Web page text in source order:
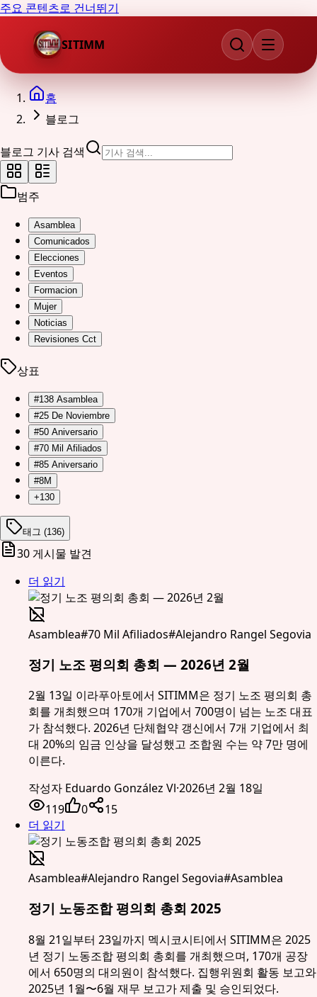
주요 콘텐츠로 건너뛰기
SITIMM
홈
블로그
블로그 기사 검색
범주
Asamblea
Comunicados
Elecciones
Eventos
Formacion
Mujer
Noticias
Revisiones Cct
상표
#138 Asamblea
#25 De Noviembre
#50 Aniversario
#70 Mil Afiliados
#85 Aniversario
#8M
+130
태그 (136)
30게시물 발견
더 읽기
Asamblea#70 Mil Afiliados#Alejandro Rangel Segovia
정기 노조 평의회 총회 — 2026년 2월
2월 13일 이라푸아토에서 SITIMM은 정기 노조 평의회 총
회를 개최했으며 170개 기업에서 700명이 넘는 노조 대표
가 참석했다. 2026년 단체협약 갱신에서 7개 기업에서 최
대 20%의 임금 인상을 달성했고 조합원 수는 약 7만 명에
이른다.
작성자 Eduardo González Vl·2026년 2월 18일
119
0
15
더 읽기
Asamblea#Alejandro Rangel Segovia#Asamblea
정기 노동조합 평의회 총회 2025
8월 21일부터 23일까지 멕시코시티에서 SITIMM은 2025
년 정기 노동조합 평의회 총회를 개최했으며, 170개 공장
에서 650명의 대의원이 참석했다. 집행위원회 활동 보고와
2025년 1월〜6월 재무 보고가 제출 및 승인되었다.